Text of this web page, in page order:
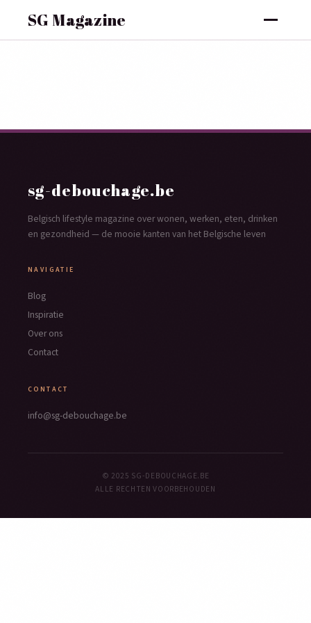
SG Magazine
sg-debouchage.be
Belgisch lifestyle magazine over wonen, werken, eten, drinken
en gezondheid — de mooie kanten van het Belgische leven
NAVIGATIE
Blog
Inspiratie
Over ons
Contact
CONTACT
info@sg-debouchage.be
© 2025 SG-DEBOUCHAGE.BE
ALLE RECHTEN VOORBEHOUDEN